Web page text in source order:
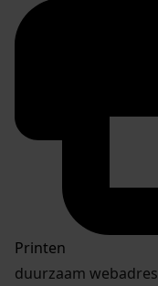
Printen
duurzaam webadres